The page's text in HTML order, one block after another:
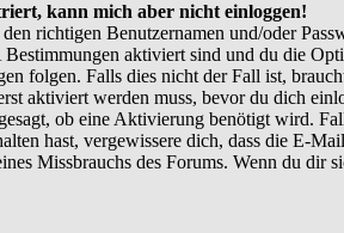
kann mich aber nicht einloggen!
richtigen Benutzernamen und/oder
Bestimmungen aktiviert sind und du die
folgen. Falls dies nicht der Fall ist,
aktiviert werden muss, bevor du dich
ob eine Aktivierung benötigt wird.
hast, vergewissere dich, dass die E-
Missbrauchs des Forums. Wenn du dir